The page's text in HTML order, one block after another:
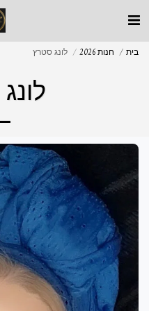
בית חנות 2026 לונג סטרץ